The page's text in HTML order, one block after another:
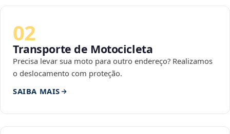
02
Transporte de Motocicleta
Precisa levar sua moto para outro endereço? Realizamos
o deslocamento com proteção.
SAIBA MAIS